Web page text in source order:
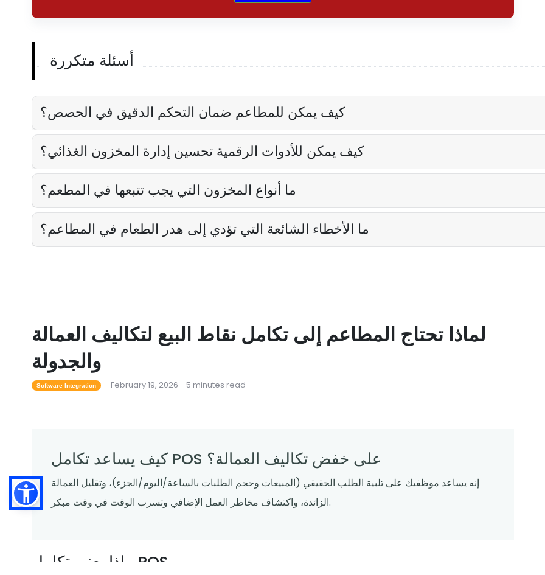
أسئلة متكررة
كيف يمكن للمطاعم ضمان التحكم الدقيق في الحصص؟
كيف يمكن للأدوات الرقمية تحسين إدارة المخزون الغذائي؟
ما أنواع المخزون التي يجب تتبعها في المطعم؟
ما الأخطاء الشائعة التي تؤدي إلى هدر الطعام في المطاعم؟
لماذا تحتاج المطاعم إلى تكامل نقاط البيع لتكاليف العمالة
والجدولة
Software Integration February 19, 2026 - 5 minutes read
كيف يساعد تكامل POS على خفض تكاليف العمالة؟
إنه يساعد موظفيك على تلبية الطلب الحقيقي (المبيعات وحجم الطلبات بالساعة/اليوم/الجزء)، وتقليل العمالة
الزائدة، واكتشاف مخاطر العمل الإضافي وتسرب الوقت في وقت مبكر.
ماذا يعني تكامل POS